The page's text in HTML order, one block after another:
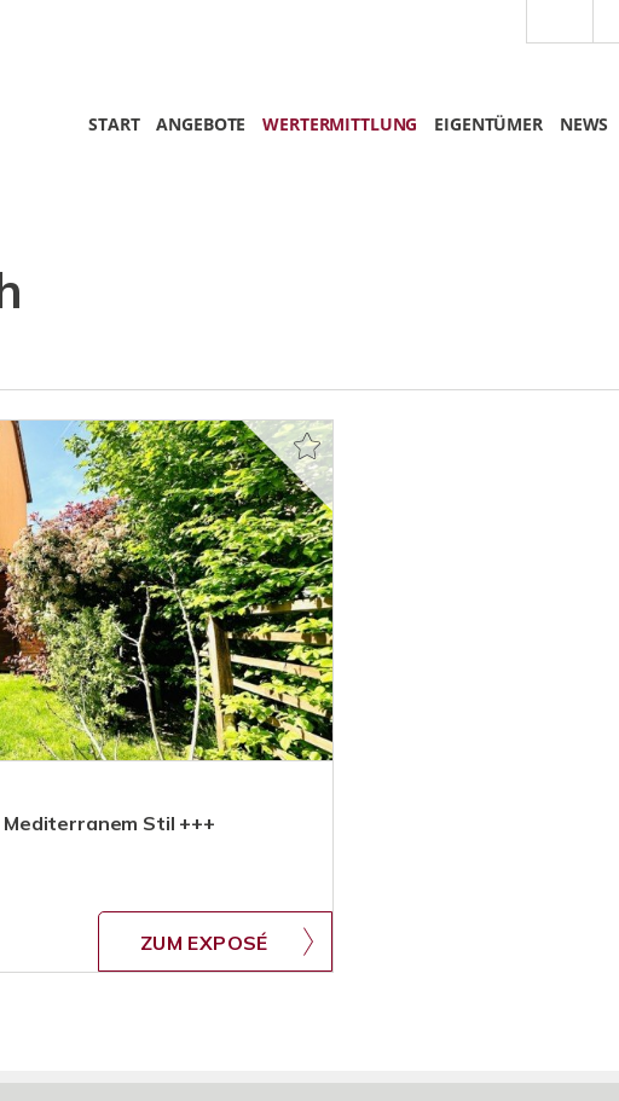
START ANGEBOTE WERTERMITTLUNG EIGENTÜMER NEWS
Stil +++
ZUM EXPOSÉ